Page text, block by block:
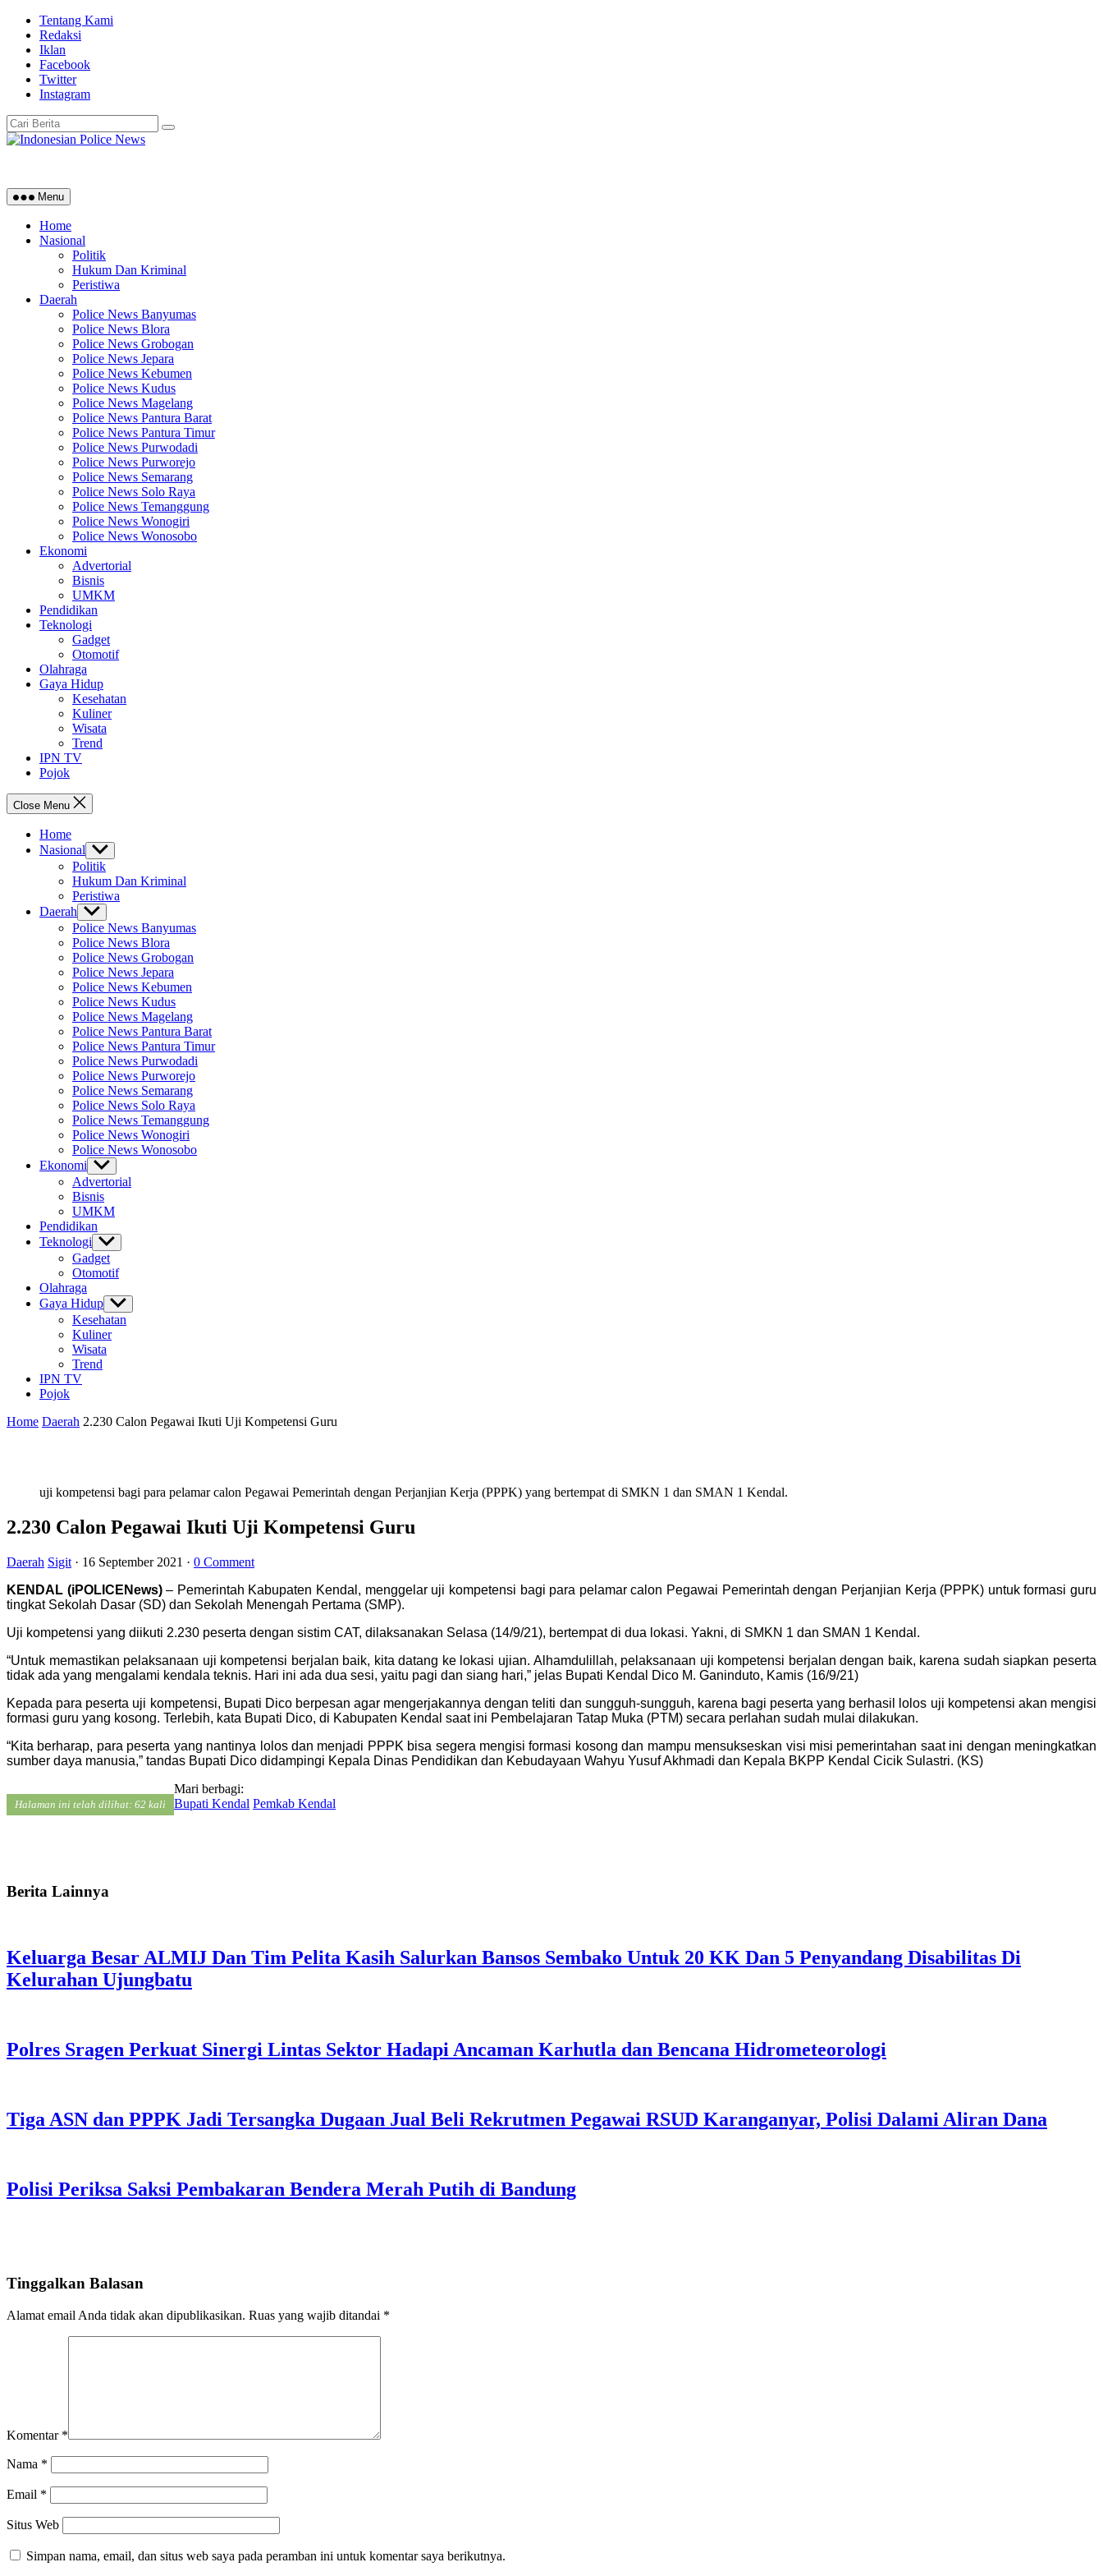
Skip
content
Tentang Kami
Redaksi
Iklan
Facebook
Twitter
Instagram
Menu
Home
Nasional
Politik
Hukum Dan Kriminal
Peristiwa
Daerah
Police News Banyumas
Police News Blora
Police News Grobogan
Police News Jepara
Police News Kebumen
Police News Kudus
Police News Magelang
Police News Pantura Barat
Police News Pantura Timur
Police News Purwodadi
Police News Purworejo
Police News Semarang
Police News Solo Raya
Police News Temanggung
Police News Wonogiri
Police News Wonosobo
Ekonomi
Advertorial
Bisnis
UMKM
Pendidikan
Teknologi
Gadget
Otomotif
Olahraga
Gaya Hidup
Kesehatan
Kuliner
Wisata
Trend
IPN TV
Pojok
Close Menu
Home
Nasional Show
sub
menu
Politik
Hukum Dan Kriminal
Peristiwa
Daerah Show
sub
menu
Police News Banyumas
Police News Blora
Police News Grobogan
Police News Jepara
Police News Kebumen
Police News Kudus
Police News Magelang
Police News Pantura Barat
Police News Pantura Timur
Police News Purwodadi
Police News Purworejo
Police News Semarang
Police News Solo Raya
Police News Temanggung
Police News Wonogiri
Police News Wonosobo
Ekonomi Show
sub
menu
Advertorial
Bisnis
UMKM
Pendidikan
Teknologi Show
sub
menu
Gadget
Otomotif
Olahraga
Gaya Hidup Show
sub
menu
Kesehatan
Kuliner
Wisata
Trend
IPN TV
Pojok
Home Daerah 2.230 Calon Pegawai Ikuti Uji Kompetensi Guru
uji kompetensi bagi para pelamar calon Pegawai Pemerintah dengan Perjanjian Kerja (PPPK) yang bertempat di SMKN 1 dan SMAN 1 Kendal.
2.230 Calon Pegawai Ikuti Uji Kompetensi Guru
Daerah Sigit · 16 September 2021 · 0 Comment
KENDAL (iPOLICENews)– Pemerintah Kabupaten Kendal, menggelar uji kompetensi bagi para pelamar calon Pegawai Pemerintah dengan Perjanjian Kerja (PPPK) untuk formasi guru
tingkat Sekolah Dasar (SD) dan Sekolah Menengah Pertama (SMP).
Uji kompetensi yang diikuti 2.230 peserta dengan sistim CAT, dilaksanakan Selasa (14/9/21), bertempat di dua lokasi. Yakni, di SMKN 1 dan SMAN 1 Kendal.
“Untuk memastikan pelaksanaan uji kompetensi berjalan baik, kita datang ke lokasi ujian. Alhamdulillah, pelaksanaan uji kompetensi berjalan dengan baik, karena sudah siapkan peserta
tidak ada yang mengalami kendala teknis. Hari ini ada dua sesi, yaitu pagi dan siang hari,” jelas Bupati Kendal Dico M. Ganinduto, Kamis (16/9/21)
Kepada para peserta uji kompetensi, Bupati Dico berpesan agar mengerjakannya dengan teliti dan sungguh-sungguh, karena bagi peserta yang berhasil lolos uji kompetensi akan mengisi
formasi guru yang kosong. Terlebih, kata Bupati Dico, di Kabupaten Kendal saat ini Pembelajaran Tatap Muka (PTM) secara perlahan sudah mulai dilakukan.
“Kita berharap, para peserta yang nantinya lolos dan menjadi PPPK bisa segera mengisi formasi kosong dan mampu mensukseskan visi misi pemerintahan saat ini dengan meningkatkan
sumber daya manusia,” tandas Bupati Dico didampingi Kepala Dinas Pendidikan dan Kebudayaan Wahyu Yusuf Akhmadi dan Kepala BKPP Kendal Cicik Sulastri. (KS)
Halaman ini telah dilihat: 62 kali
Mari berbagi:
Bupati Kendal Pemkab Kendal
Berita Lainnya
Keluarga Besar ALMIJ Dan Tim Pelita Kasih Salurkan Bansos Sembako Untuk 20 KK Dan 5 Penyandang Disabilitas Di
Kelurahan Ujungbatu
Polres Sragen Perkuat Sinergi Lintas Sektor Hadapi Ancaman Karhutla dan Bencana Hidrometeorologi
Tiga ASN dan PPPK Jadi Tersangka Dugaan Jual Beli Rekrutmen Pegawai RSUD Karanganyar, Polisi Dalami Aliran Dana
Polisi Periksa Saksi Pembakaran Bendera Merah Putih di Bandung
Tinggalkan Balasan
Alamat email Anda tidak akan dipublikasikan. Ruas yang wajib ditandai *
Komentar *
Nama *
Email *
Situs Web
Simpan nama, email, dan situs web saya pada peramban ini untuk komentar saya berikutnya.